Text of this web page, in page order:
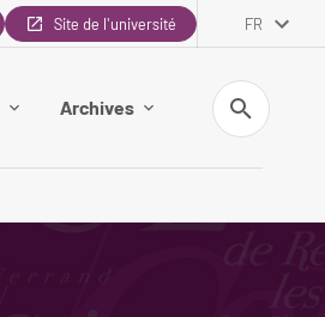
Site de l'université FR
Archives
Recherche